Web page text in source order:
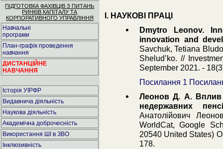
ПІДГОТОВКА ФАХІВЦІВ З ПИТАНЬ
РИНКІВ КАПІТАЛУ ТА
КОРПОРАТИВНОГО УПРАВЛІННЯ
Навчальні
програми
План-графік проведення
навчання
ДИСТАНЦІЙНЕ
НАВЧАННЯ
Історія УІРФР
Видавнича діяльність
Наукова діяльність
Академічна доброчесність
Використання ШІ в ЗВО
Інклюзивність
І. НАУКОВІ ПРАЦІ
Dmytro Leonov.
innovation and
Savchuk, Tetiana
Shelud’ko. //
September 2021. -
Посилання 1
Леонов Д. А. Вплив
недержавних
Анатолійович
WorldCat, Google
20540 United States)
178.